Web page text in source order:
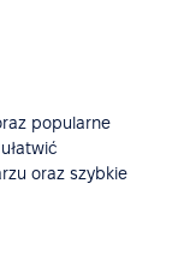
popularne
oraz szybkie